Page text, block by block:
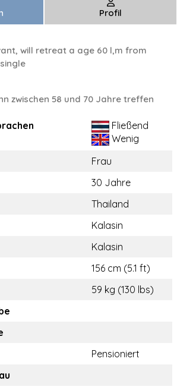
Profil
will retreat a age 60 l,m from
zwischen 58 und 70 Jahre treffen
Fließend
Wenig
Frau
30 Jahre
Thailand
Kalasin
Kalasin
156 cm (5.1 ft)
59 kg (130 lbs)
Pensioniert